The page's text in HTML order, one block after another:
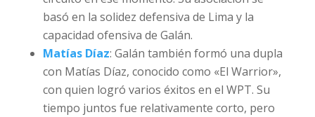
basó en la solidez defensiva de Lima y la
capacidad ofensiva de Galán.
Matías Díaz: Galán también formó una dupla
con Matías Díaz, conocido como «El Warrior»,
con quien logró varios éxitos en el WPT. Su
tiempo juntos fue relativamente corto, pero